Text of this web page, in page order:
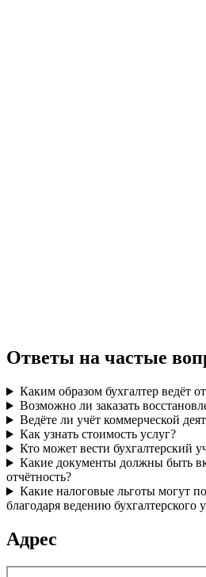
Ответы на частые
Каким образом бухгалтер ведёт
Возможно ли заказать
Ведёте ли учёт коммерческой
Как узнать стоимость услуг?
Кто может вести бухгалтерский
Какие документы должны быть
отчётность?
Какие налоговые льготы могут
благодаря ведению бухгалтерского
Адрес